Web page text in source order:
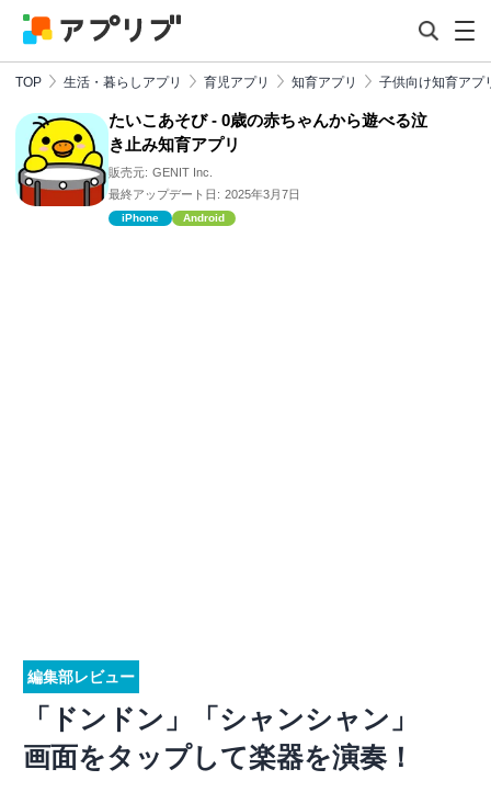
TOP 生活・暮らしアプリ 育児アプリ 知育アプリ 子供向け知育アプ
たいこあそび - 0歳の赤ちゃんから遊べる泣
き止み知育アプリ
販売元: GENIT Inc.
最終アップデート日: 2025年3月7日
iPhone Android
編集部レビュー
「ドンドン」「シャンシャン」
画面をタップして楽器を演奏！